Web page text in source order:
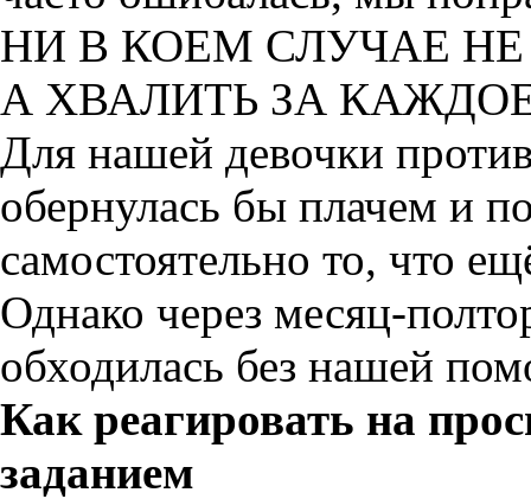
НИ В КОЕМ СЛУЧАЕ
А ХВАЛИТЬ ЗА
Для нашей девочки
обернулась бы плачем и
самостоятельно то, что
Однако через месяц-
обходилась без нашей
Как реагировать на
заданием